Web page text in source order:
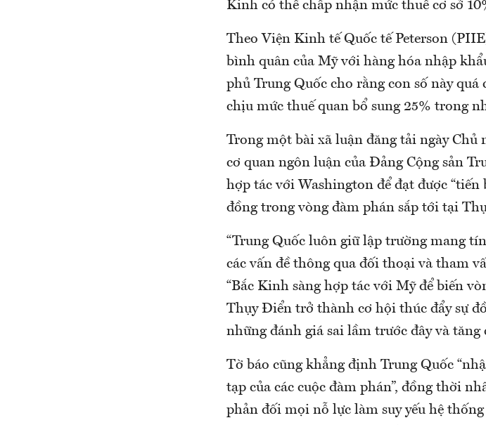
Kinh có thể chấp nhận mức thuế cơ sở
Theo Viện Kinh tế Quốc tế Peterson
bình quân của Mỹ với hàng hóa nhập
phủ Trung Quốc cho rằng con số này
chịu mức thuế quan bổ sung 25% trong
Trong một bài xã luận đăng tải ngày
cơ quan ngôn luận của Đảng Cộng sản
hợp tác với Washington để đạt được “tiến
đồng trong vòng đàm phán sắp tới tại
“Trung Quốc luôn giữ lập trường mang
các vấn đề thông qua đối thoại và tham
“Bắc Kinh sàng hợp tác với Mỹ để biến
Thụy Điển trở thành cơ hội thúc đẩy sự
những đánh giá sai lầm trước đây và tăng
Tờ báo cũng khẳng định Trung Quốc
tạp của các cuộc đàm phán”, đồng thời
phản đối mọi nỗ lực làm suy yếu hệ